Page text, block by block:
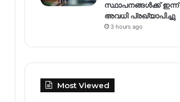
സ്ഥാപനങ്ങള്‍ക്ക് ഇന്ന്
അവധി പ്രഖ്യാപിച്ചു
3 hours ago
Most Viewed